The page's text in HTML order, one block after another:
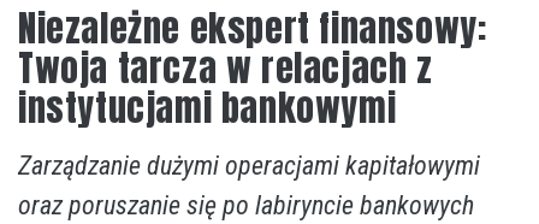
Niezależne ekspert finansowy:
Twoja tarcza w relacjach z
instytucjami bankowymi
Zarządzanie dużymi operacjami kapitałowymi
oraz poruszanie się po labiryncie bankowych